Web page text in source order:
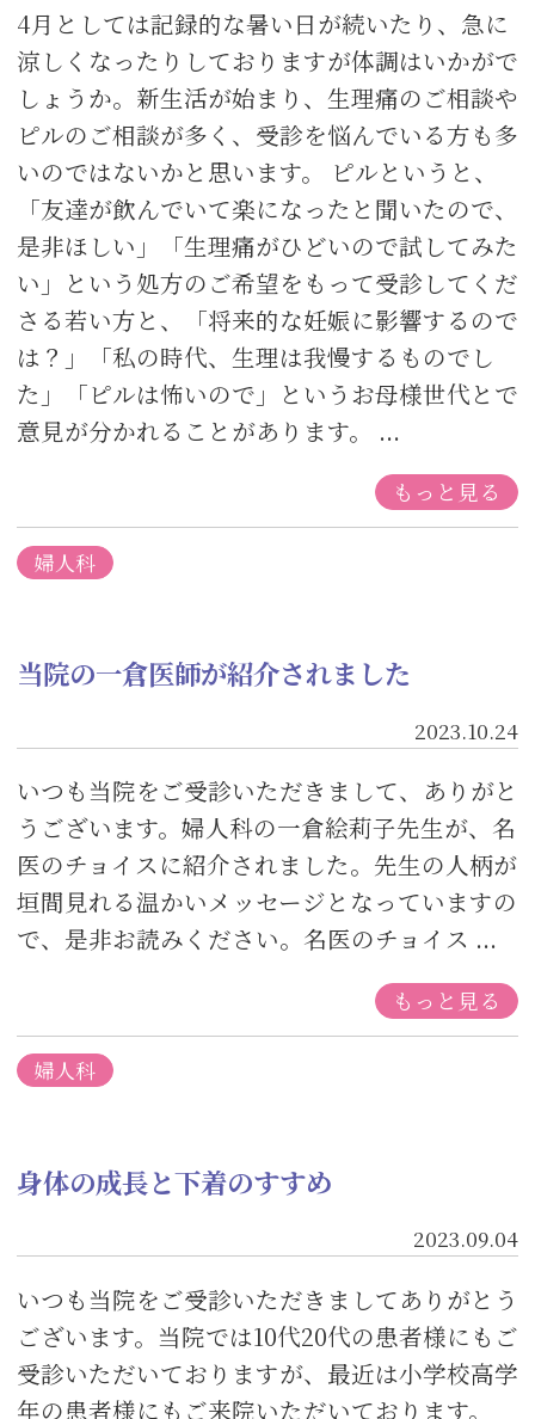
4月としては記録的な暑い日が続いたり、急に
涼しくなったりしておりますが体調はいかがで
しょうか。新生活が始まり、生理痛のご相談や
ピルのご相談が多く、受診を悩んでいる方も多
いのではないかと思います。 ピルというと、
「友達が飲んでいて楽になったと聞いたので、
是非ほしい」「生理痛がひどいので試してみた
い」という処方のご希望をもって受診してくだ
さる若い方と、「将来的な妊娠に影響するので
は？」「私の時代、生理は我慢するものでし
た」「ピルは怖いので」というお母様世代とで
意見が分かれることがあります。 ...
もっと見る
婦人科
当院の一倉医師が紹介されました
2023.10.24
いつも当院をご受診いただきまして、ありがと
うございます。婦人科の一倉絵莉子先生が、名
医のチョイスに紹介されました。先生の人柄が
垣間見れる温かいメッセージとなっていますの
で、是非お読みください。名医のチョイス ...
もっと見る
婦人科
身体の成長と下着のすすめ
2023.09.04
いつも当院をご受診いただきましてありがとう
ございます。当院では10代20代の患者様にもご
受診いただいておりますが、最近は小学校高学
年の患者様にもご来院いただいております。